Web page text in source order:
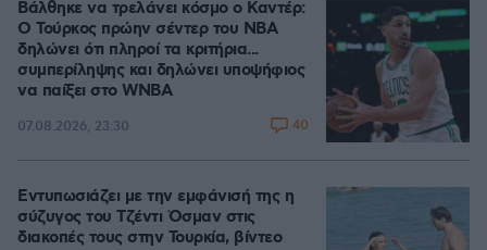
Βάλθηκε να τρελάνει κόσμο ο Καντέρ:
Ο Τούρκος πρώην σέντερ του NBA
δηλώνει ότι πληροί τα κριτήρια...
συμπερίληψης και δηλώνει υποψήφιος
να παίξει στο WNBA
07.08.2026, 23:30 40
Εντυπωσιάζει με την εμφάνισή της η
σύζυγος του Τζέντι Όσμαν στις
διακοπές τους στην Τουρκία, βίντεο